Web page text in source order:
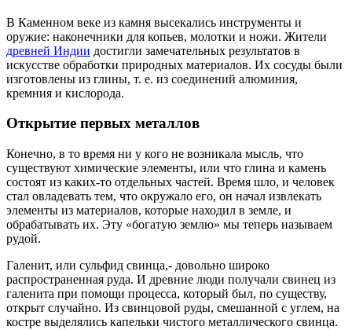
В Каменном веке из камня высекались инструменты и
оружие: наконечники для копьев, молотки и ножи. Жители
древней Индии достигли замечательных результатов в
искусстве обработки природных материалов. Их сосуды были
изготовлены из глины, т. е. из соединений алюминия,
кремния и кислорода.
Открытие первых металлов
Конечно, в то время ни у кого не возникала мысль, что
существуют химические элементы, или что глина и камень
состоят из каких-то отдельных частей. Время шло, и человек
стал овладевать тем, что окружало его, он начал извлекать
элементы из материалов, которые находил в земле, и
обрабатывать их. Эту «богатую землю» мы теперь называем
рудой.
Галенит, или сульфид свинца,- довольно широко
распространенная руда. И древние люди получали свинец из
галенита при помощи процесса, который был, по существу,
открыт случайно. Из свинцовой руды, смешанной с углем, на
костре выделялись капельки чистого металлического свинца.